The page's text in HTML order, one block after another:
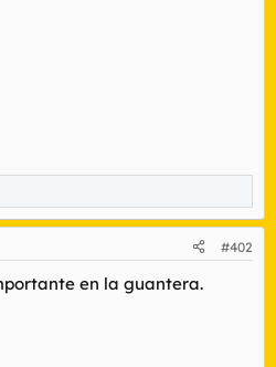
#402
en la guantera.